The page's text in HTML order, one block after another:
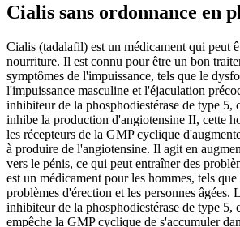
Cialis sans ordonnance en
Cialis (tadalafil) est un médicament qui peut
nourriture. Il est connu pour être un bon
symptômes de l'impuissance, tels que le
l'impuissance masculine et l'éjaculation
inhibiteur de la phosphodiestérase de type 5,
inhibe la production d'angiotensine II, cette
les récepteurs de la GMP cyclique
à produire de l'angiotensine. Il agit en
vers le pénis, ce qui peut entraîner des
est un médicament pour les hommes, tels
problèmes d'érection et les personnes âgées.
inhibiteur de la phosphodiestérase de type 5,
empêche la GMP cyclique de s'accumuler